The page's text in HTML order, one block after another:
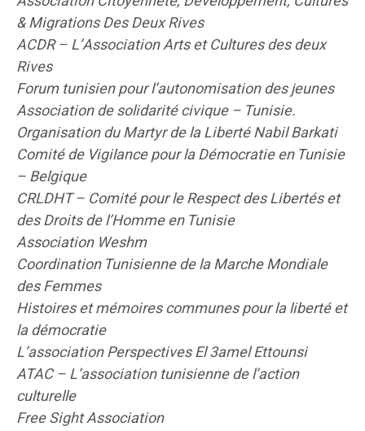
& Migrations Des Deux Rives
ACDR – L’Association Arts et Cultures des deux
Rives
Forum tunisien pour l’autonomisation des jeunes
Association de solidarité civique – Tunisie.
Organisation du Martyr de la Liberté Nabil Barkati
Comité de Vigilance pour la Démocratie en Tunisie
– Belgique
CRLDHT – Comité pour le Respect des Libertés et
des Droits de l’Homme en Tunisie
Association Weshm
Coordination Tunisienne de la Marche Mondiale
des Femmes
Histoires et mémoires communes pour la liberté et
la démocratie
L’association Perspectives El 3amel Ettounsi
ATAC – L’association tunisienne de l’action
culturelle
Free Sight Association